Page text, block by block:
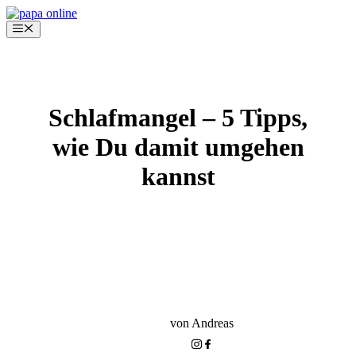
Zum
Inhalt
springen
Menü
Schlafmangel – 5 Tipps,
wie Du damit umgehen
kannst
von Andreas